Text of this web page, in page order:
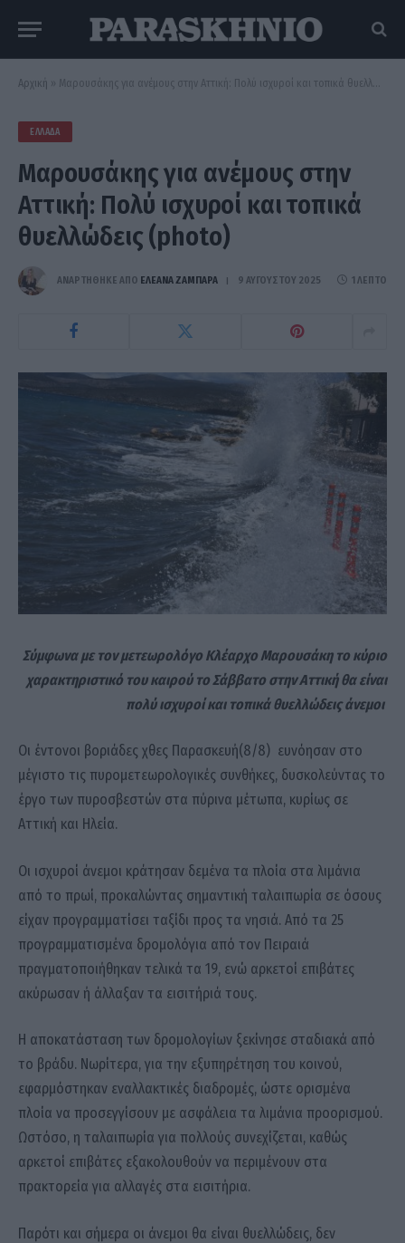
Αρχική » Μαρουσάκης για ανέμους στην Αττική: Πολύ ισχυροί και τοπικά θυελλώδεις (photo)
ΕΛΛΆΔΑ
Μαρουσάκης για ανέμους στην
Αττική: Πολύ ισχυροί και τοπικά
θυελλώδεις (photo)
ΑΝΑΡΤΗΘΗΚΕ ΑΠΟ ΕΛΕΑΝΑ ΖΑΜΠΑΡΑ 9 ΑΥΓΟΎΣΤΟΥ 2025 1 ΛΕΠΤΌ
Σύμφωνα με τον μετεωρολόγο Κλέαρχο Μαρουσάκη το κύριο
χαρακτηριστικό του καιρού το Σάββατο στην Αττική θα είναι
πολύ ισχυροί και τοπικά θυελλώδεις άνεμοι
Οι έντονοι βοριάδες χθες Παρασκευή(8/8) ευνόησαν στο
μέγιστο τις πυρομετεωρολογικές συνθήκες, δυσκολεύντας το
έργο των πυροσβεστών στα πύρινα μέτωπα, κυρίως σε
Αττική και Ηλεία.
Οι ισχυροί άνεμοι κράτησαν δεμένα τα πλοία στα λιμάνια
από το πρωί, προκαλώντας σημαντική ταλαιπωρία σε όσους
είχαν προγραμματίσει ταξίδι προς τα νησιά. Από τα 25
προγραμματισμένα δρομολόγια από τον Πειραιά
πραγματοποιήθηκαν τελικά τα 19, ενώ αρκετοί επιβάτες
ακύρωσαν ή άλλαξαν τα εισιτήριά τους.
Η αποκατάσταση των δρομολογίων ξεκίνησε σταδιακά από
το βράδυ. Νωρίτερα, για την εξυπηρέτηση του κοινού,
εφαρμόστηκαν εναλλακτικές διαδρομές, ώστε ορισμένα
πλοία να προσεγγίσουν με ασφάλεια τα λιμάνια προορισμού.
Ωστόσο, η ταλαιπωρία για πολλούς συνεχίζεται, καθώς
αρκετοί επιβάτες εξακολουθούν να περιμένουν στα
πρακτορεία για αλλαγές στα εισιτήρια.
Παρότι και σήμερα οι άνεμοι θα είναι θυελλώδεις, δεν